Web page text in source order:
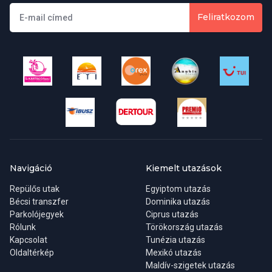
Mennyibe kerül egy Maldív-szigeteki utazási csomag?
Maldív-szigeteki csomagok széles választéka közül válogathat,
amelyek magukban foglalják a járatokat, a szállodákat, a
úgy, hogy egy hosszabb nyaralás érdekében kevesebb éjszakát
tölt el itt, az Ön által vágyott nyaralástól függően.
Maldív-szigeteki útja során lehetséges úticélok lehetnek Male,
Feydhoo, Hulhumale-sziget, Utheemu, Maafushi és még sok
egyéb hely. A leghíresebb tengerpartok közé tartozik a
Hulhumale, a Vabbinfaru Island, a Fulhadhoo Beach, a Sun Island
Beach és a Dhigurah Beach. A kívánt nyaralás típusától függően
érdemes meglátogatni ezeket a helyeket.
Feliratkozom
Navigáció
Repülős utak
Bécsi transzfer
Parkolójegyek
Rólunk
Kapcsolat
Oldaltérkép
Kiemelt utazások
Egyiptom utazás
Dominika utazás
Ciprus utazás
Törökország utazás
Tunézia utazás
Mexikó utazás
Maldív-szigetek utazás